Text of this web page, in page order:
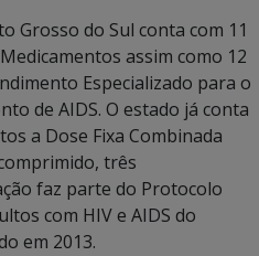
Grosso do Sul conta com 11
assim como 12
Especializado para o
de AIDS. O estado já conta
a Dose Fixa Combinada
três
faz parte do Protocolo
com HIV e AIDS do
em 2013.